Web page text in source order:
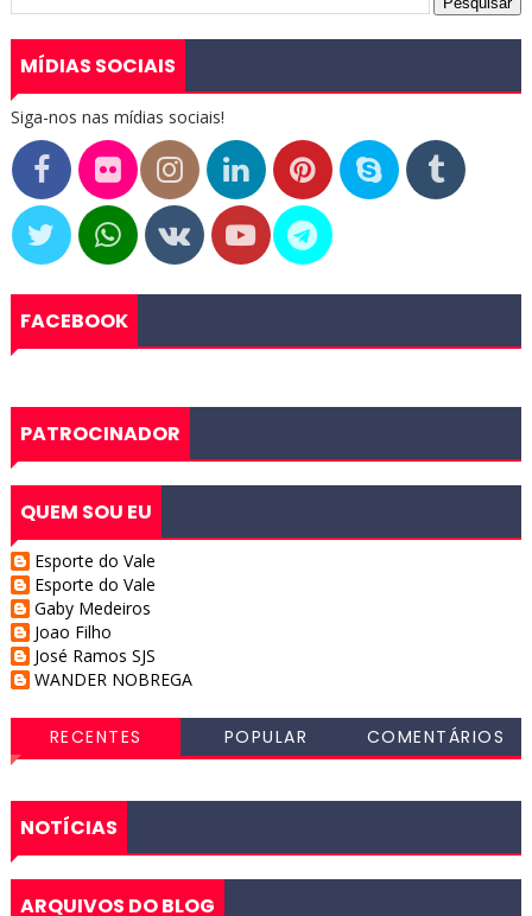
MÍDIAS SOCIAIS
Siga-nos nas mídias sociais!
FACEBOOK
PATROCINADOR
QUEM SOU EU
Esporte do Vale
Esporte do Vale
Gaby Medeiros
Joao Filho
José Ramos SJS
WANDER NOBREGA
RECENTES POPULAR COMENTÁRIOS
NOTÍCIAS
ARQUIVOS DO BLOG